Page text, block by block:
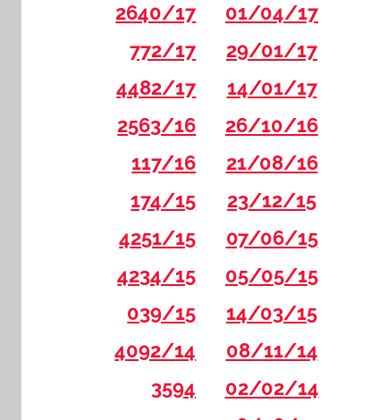
2640/17
01/04/17
772/17
29/01/17
4482/17
14/01/17
2563/16
26/10/16
117/16
21/08/16
174/15
23/12/15
4251/15
07/06/15
4234/15
05/05/15
039/15
14/03/15
4092/14
08/11/14
3594
02/02/14